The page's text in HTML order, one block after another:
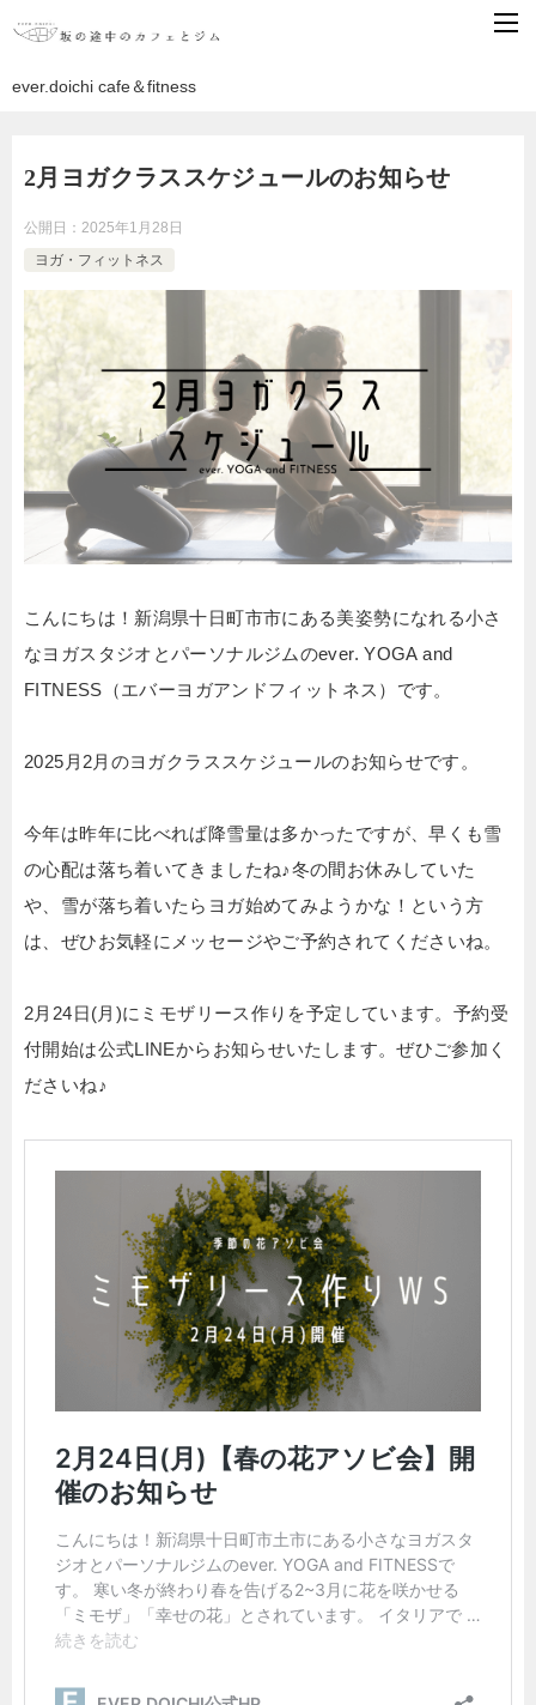
ever.doichi cafe＆fitness
2月ヨガクラススケジュールのお知らせ
公開日： 2025年1月28日
ヨガ・フィットネス
こんにちは！新潟県十日町市市にある美姿勢になれる小さ
なヨガスタジオとパーソナルジムのever. YOGA and
FITNESS（エバーヨガアンドフィットネス）です。
2025月2月のヨガクラススケジュールのお知らせです。
今年は昨年に比べれば降雪量は多かったですが、早くも雪
の心配は落ち着いてきましたね♪冬の間お休みしていた
や、雪が落ち着いたらヨガ始めてみようかな！という方
は、ぜひお気軽にメッセージやご予約されてくださいね。
2月24日(月)にミモザリース作りを予定しています。予約受
付開始は公式LINEからお知らせいたします。ぜひご参加く
ださいね♪